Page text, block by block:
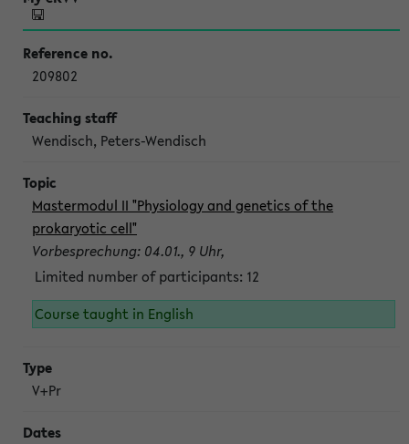
209802
Wendisch, Peters-Wendisch
Mastermodul II "Physiology and genetics of the
prokaryotic cell"
Vorbesprechung: 04.01., 9 Uhr,
Limited number of participants: 12
Course taught in English
V+Pr